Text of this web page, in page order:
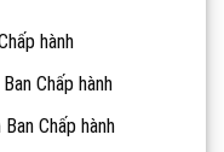
hành
Chấp hành
Chấp hành